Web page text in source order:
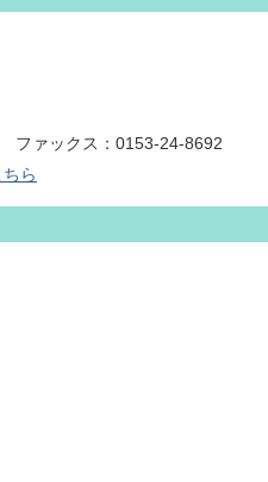
ファックス：0153-24-8692
ちら